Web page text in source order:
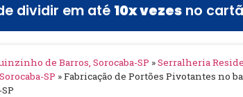
dividir em até 10x vezesno
de Barros, Sorocaba-SP »Serralheria
SP »Fabricação de Portões Pivotantes no